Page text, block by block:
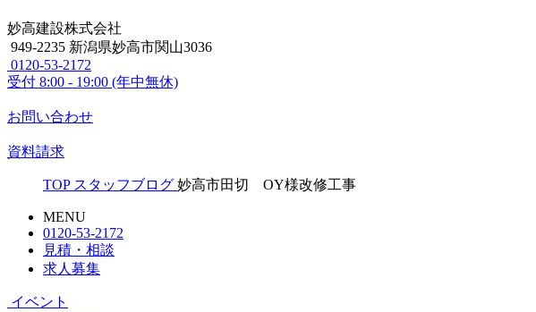
妙高建設株式会社
949-2235 新潟県妙高市関山3036
0120-53-2172
受付 8:00 - 19:00 (年中無休)
お問い合わせ
資料請求
TOP スタッフブログ 妙高市田切 OY様改修工事
MENU
0120-53-2172
見積・相談
求人募集
イベント